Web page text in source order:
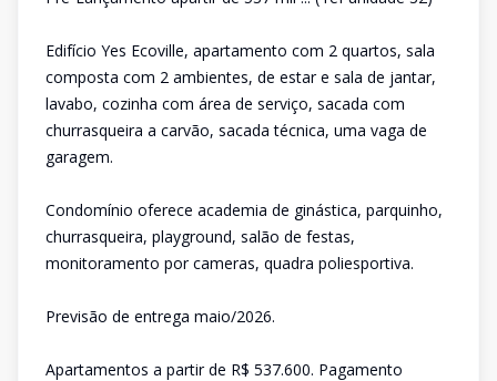
Edifício Yes Ecoville, apartamento com 2 quartos, sala
composta com 2 ambientes, de estar e sala de jantar,
lavabo, cozinha com área de serviço, sacada com
churrasqueira a carvão, sacada técnica, uma vaga de
garagem.
Condomínio oferece academia de ginástica, parquinho,
churrasqueira, playground, salão de festas,
monitoramento por cameras, quadra poliesportiva.
Previsão de entrega maio/2026.
Apartamentos a partir de R$ 537.600. Pagamento